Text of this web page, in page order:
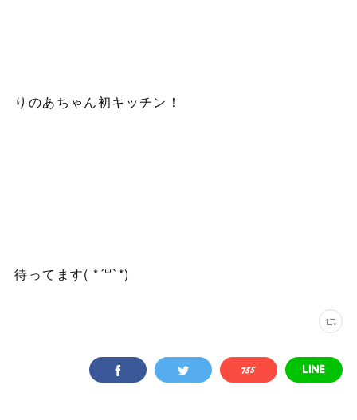
りのあちゃん初キッチン！
待ってます( *´꒳`*)